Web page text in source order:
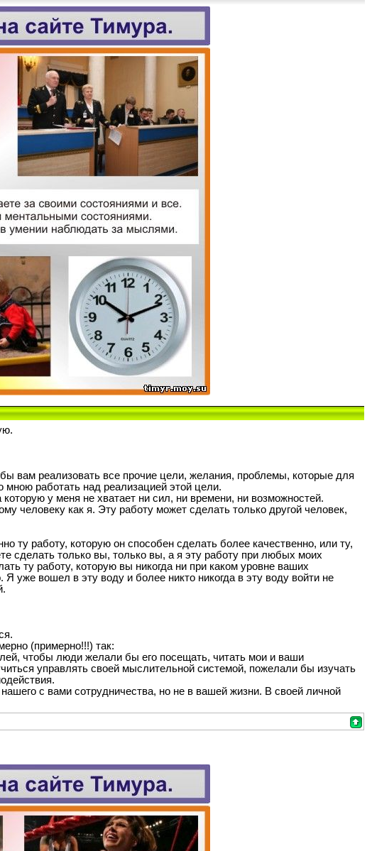
вам реализовать все прочие цели, желания, проблемы, которые для
работать над реализацией этой цели.
у меня не хватает ни сил, ни времени, ни возможностей.
человеку как я. Эту работу может сделать только другой человек,
ту работу, которую он способен сделать более качественно, или ту,
сделать только вы, только вы, а я эту работу при любых моих
ту работу, которую вы никогда ни при каком уровне ваших
уже вошел в эту воду и более никто никогда в эту воду войти не
(примерно!!!) так:
чтобы люди желали бы его посещать, читать мои и ваши
управлять своей мыслительной системой, пожелали бы изучать
с вами сотрудничества, но не в вашей жизни. В своей личной